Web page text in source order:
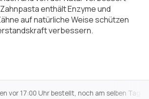
enthält Enzyme und
auf natürliche Weise schützen
verbessern.
17:00 Uhr bestellt, noch am selben Tag